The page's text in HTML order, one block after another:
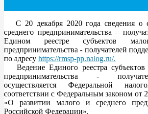
С 20 декабря 2020 года сведения о
среднего предпринимательства –
Едином реестре субъектов
предпринимательства - получателей
по адресу https://rmsp-pp.nalog.ru/.
Ведение Единого реестра субъектов
предпринимательства -
осуществляется Федеральной
соответствии с Федеральным законом
«О развитии малого и среднего
Российской Федерации».